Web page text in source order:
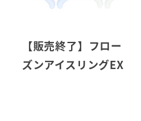
【販売終了】フロー
ズンアイスリングEX